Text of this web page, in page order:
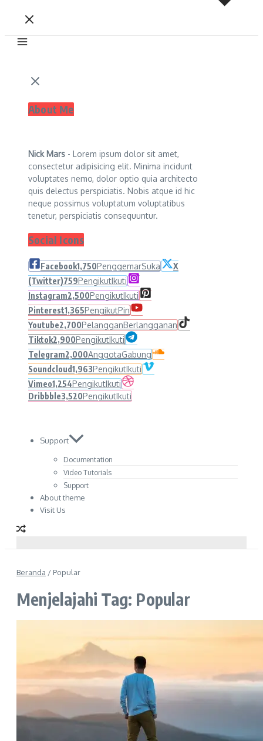
About Me
Nick Mars - Lorem ipsum dolor sit amet,
consectetur adipisicing elit. Minima incidunt
voluptates nemo, dolor optio quia architecto
quis delectus perspiciatis. Nobis atque id hic
neque possimus voluptatum voluptatibus
tenetur, perspiciatis consequuntur.
Social Icons
Facebook1,750PenggemarSuka
X
(Twitter)759PengikutIkuti
Instagram2,500PengikutIkuti
Pinterest1,365PengikutPin
Youtube2,700PelangganBerlangganan
Tiktok2,900PengikutIkuti
Telegram2,000AnggotaGabung
Soundcloud1,963PengikutIkuti
Vimeo1,254PengikutIkuti
Dribbble3,520PengikutIkuti
Support
Documentation
Video Tutorials
Support
About theme
Visit Us
Beranda / Popular
Menjelajahi Tag: Popular